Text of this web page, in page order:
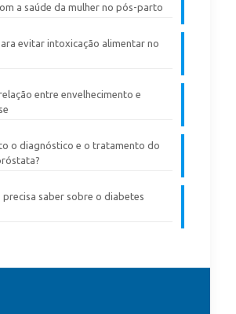
a saúde da mulher no pós-parto
evitar intoxicação alimentar no
entre envelhecimento e
o diagnóstico e o tratamento do
precisa saber sobre o diabetes